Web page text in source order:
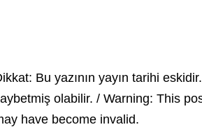
Bu yazının yayın tarihi
olabilir. / Warning: This
have become invalid.